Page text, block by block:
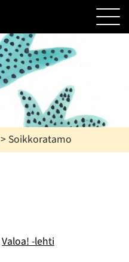
> Soikkoratamo
Valoa! -lehti